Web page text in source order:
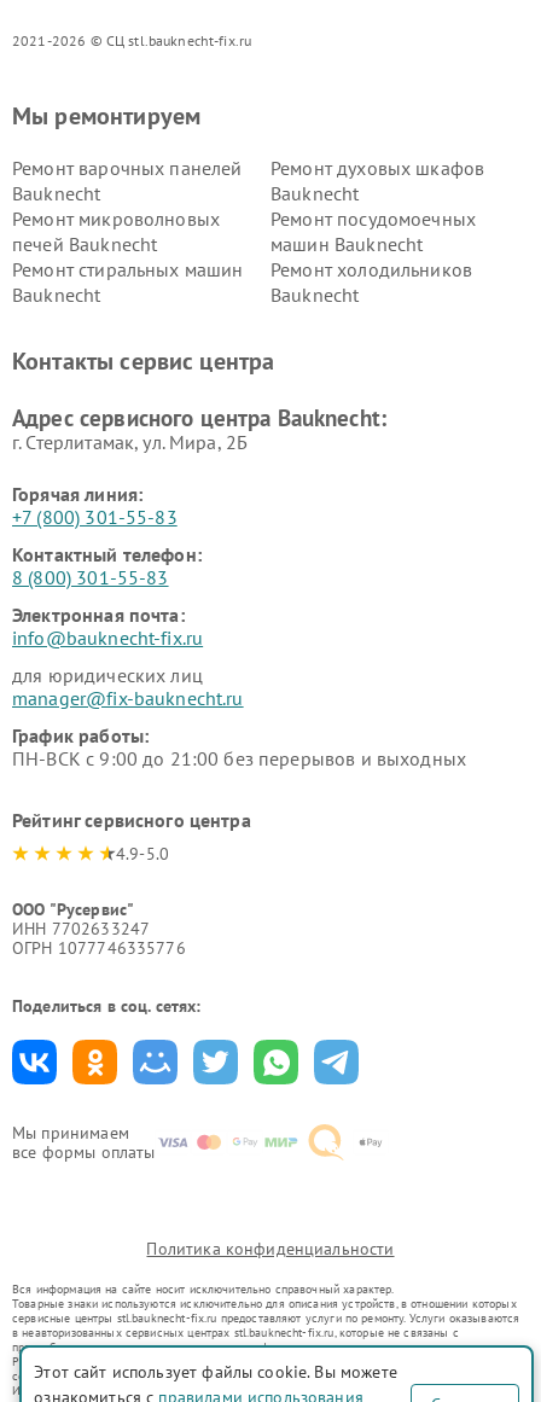
2021-2026 © СЦ stl.bauknecht-fix.ru
Мы принимаем
все формы оплаты
Мы ремонтируем
Ремонт варочных панелей
Bauknecht
Ремонт духовых шкафов
Bauknecht
Ремонт микроволновых
печей Bauknecht
Ремонт посудомоечных
машин Bauknecht
Ремонт стиральных машин
Bauknecht
Ремонт холодильников
Bauknecht
Контакты сервис центра
Адрес сервисного центра Bauknecht:
г. Стерлитамак, ул. Мира, 2Б
Горячая линия:
+7 (800) 301-55-83
Контактный телефон:
8 (800) 301-55-83
Электронная почта:
info@bauknecht-fix.ru
для юридических лиц
manager@fix-bauknecht.ru
График работы:
ПН-ВСК с 9:00 до 21:00 без перерывов и выходных
Рейтинг сервисного центра
4.9-5.0
ООО "Русервис"
ИНН 7702633247
ОГРН 1077746335776
Поделиться в соц. сетях:
Политика конфиденциальности
Вся информация на сайте носит исключительно справочный характер.
Товарные знаки используются исключительно для описания устройств, в отношении которых
сервисные центры stl.bauknecht-fix.ru предоставляют услуги по ремонту. Услуги оказываются
в неавторизованных сервисных центрах stl.bauknecht-fix.ru, которые не связаны с
правообладателями товарных знаков или их официальными представителями.
Ремонт осуществляется для устройств, уже введенных в гражданский оборот в соответствии
со статьей 1487 ГК РФ.
Использование товарных знаков не преследует цели индивидуализации услуг или введения
Этот сайт использует файлы cookie. Вы можете
ознакомиться с правилами использования